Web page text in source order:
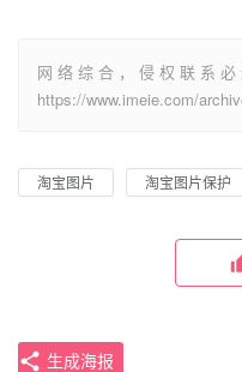
网络综合，侵权联系
https://www.imeie.com/
淘宝图片 淘宝图片保护
生成海报